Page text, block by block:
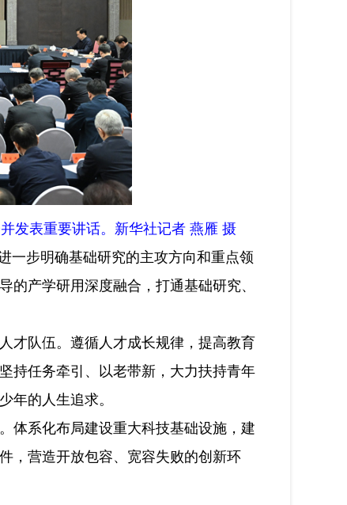
发表重要讲话。新华社记者 燕雁 摄
步明确基础研究的主攻方向和重点领
产学研用深度融合，打通基础研究、
队伍。遵循人才成长规律，提高教育
持任务牵引、以老带新，大力扶持青年
年的人生追求。
系化布局建设重大科技基础设施，建
，营造开放包容、宽容失败的创新环